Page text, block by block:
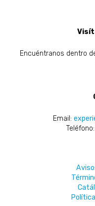
Encuéntranos dentro
Email:
Teléfono: